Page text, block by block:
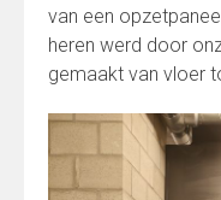
van een
heren werd door
gemaakt van vloer